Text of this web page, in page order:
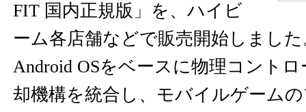
FIT 国内正規版」を、ハイビ
ーム各店舗などで販売開始しまし
Android OSをベースに物理コント
却機構を統合し、モバイルゲーム